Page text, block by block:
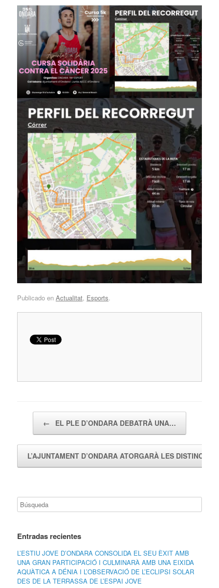
Publicado en Actualitat, Esports.
← EL PLE D’ONDARA DEBATRÀ UNA…
L’AJUNTAMENT D’ONDARA ATORGARÀ LES
Entradas recientes
L’ESTIU JOVE D’ONDARA CONSOLIDA EL SEU ÈXIT AMB
UNA GRAN PARTICIPACIÓ I CULMINARÀ AMB UNA EIXIDA
AQUÀTICA A DÉNIA I L’OBSERVACIÓ DE L’ECLIPSI SOLAR
DES DE LA TERRASSA DE L’ESPAI JOVE